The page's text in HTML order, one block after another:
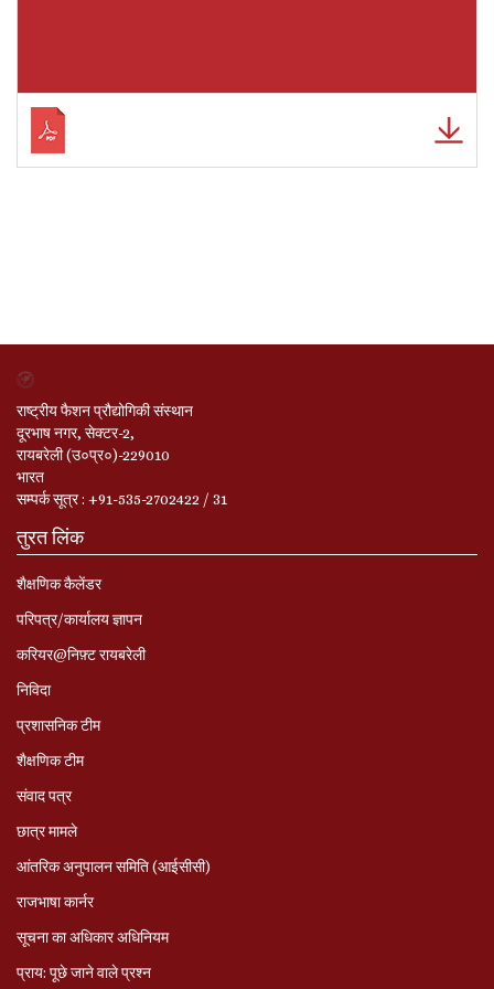
राष्ट्रीय फैशन प्रौद्योगिकी संस्थान
दूरभाष नगर, सेक्टर-2,
रायबरेली (उ०प्र०)-229010
भारत
सम्‍पर्क सूत्र : +91-535-2702422 / 31
तुरत लिंक
शैक्षणिक कैलेंडर
परिपत्र/कार्यालय ज्ञापन
करियर@निफ़्ट रायबरेली
निविदा
प्रशासनिक टीम
शैक्षणिक टीम
संवाद पत्र
छात्र मामले
आंतरिक अनुपालन समिति (आईसीसी)
राजभाषा कार्नर
सूचना का अधिकार अधिनियम
प्राय: पूछे जाने वाले प्रश्‍न